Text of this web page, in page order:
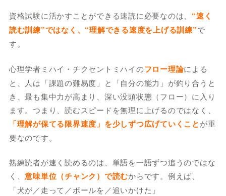
資格試験に活かすことができる速読に必要なのは、 “速く
読む訓練”ではなく、“理解できる速度を上げる訓練”で
す。
心理学者ミハイ・チクセントミハイのフロー理論による
と、人は「課題の難易度」と「自分の能力」が釣り合うと
き、最も集中力が高まり、深い没頭状態（フロー）に入り
ます。つまり、読むスピードを無理に上げるのではなく、
「理解が保てる限界速度」を少しずつ広げていくことが重
要なのです。
熟練読者が速く読めるのは、単語を一語ずつ追うのではな
く、意味単位（チャンク）で読むからです。例えば、
「犬が／走って／ボールを／追いかけた」